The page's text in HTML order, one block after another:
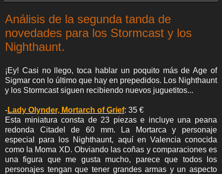
Análisis de la segunda tanda de
novedades para los Stormcast y los
Nighthaunt.
¡Ey! Casi no llego, toca hablar un poquito más de Age of
Sigmar con lo último que hay en prepedidos. Los Nighthaunt
y los Stormcast siguen recibiendo nuevos juguetitos...
-Lady Olynder, Mortarch of Grief: 35 €
Esta miniatura consta de 23 piezas e incluye una peana
redonda Citadel de 60 mm. La Mortarca y personaje
especial para los Nighthaunt, aquí en Valencia conocida
como la Moma XD. Obviando las coñas y comparaciones es
una figura que me gusta mucho, parece que todos los
personajes tengan que tener grandes armas y un aspecto